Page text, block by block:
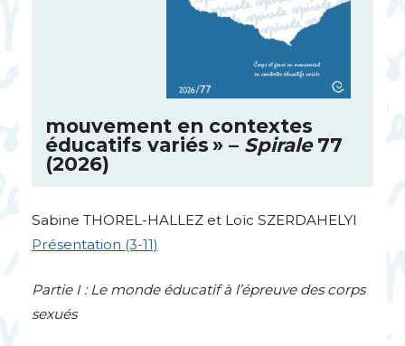
mouvement en contextes
éducatifs variés» – Spirale77
(2026)
Sabine THOREL-HALLEZ et Loïc SZERDAHELYI
Présentation (3-11)
Partie I : Le monde éducatif à l’épreuve des corps
sexués